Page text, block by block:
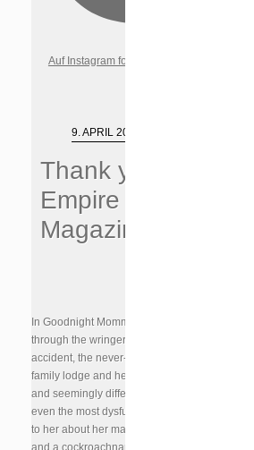
Auf Instagram folgen
9. APRIL 2016
Thank you,
Empire
Magazine!
In Goodnight Mommy, Austrian actress
through the wringer. After a divorce and an
accident, the never-named ‘Mommy’ returns
family lodge and her two young boys covered
and seemingly different. What happens next
even the most dysfunctional family unit take
to her about her makeup rigmarole,
and a cockroachnamed Matilda.